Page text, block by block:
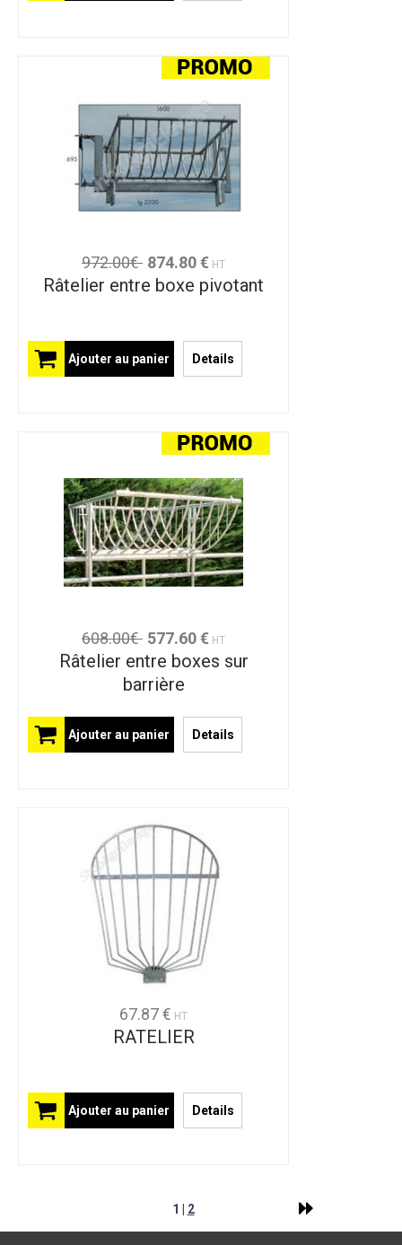
972.00€ 874.80 € HT
Râtelier entre boxe pivotant
Ajouter au panier Details
608.00€ 577.60 € HT
Râtelier entre boxes sur
barrière
Ajouter au panier Details
67.87 € HT
RATELIER
Ajouter au panier Details
1 | 2